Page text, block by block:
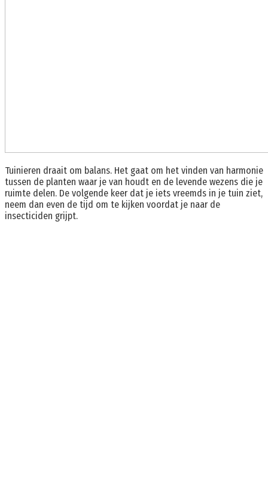
Tuinieren draait om balans. Het gaat om het vinden van harmonie
tussen de planten waar je van houdt en de levende wezens die je
ruimte delen. De volgende keer dat je iets vreemds in je tuin ziet,
neem dan even de tijd om te kijken voordat je naar de
insecticiden grijpt.